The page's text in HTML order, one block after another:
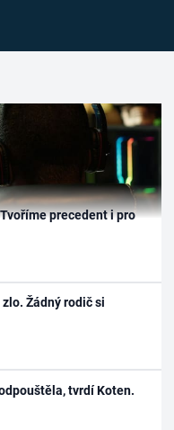
precedent i pro
Žádný rodič si
tvrdí Koten.